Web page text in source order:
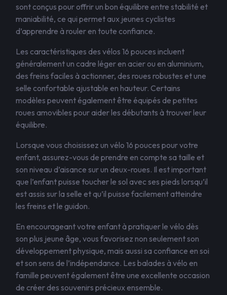
sont conçus pour offrir un bon équilibre entre stabilité et
maniabilité, ce qui permet aux jeunes cyclistes
d’apprendre à rouler en toute confiance.
Les caractéristiques des vélos 16 pouces incluent
généralement un cadre léger en acier ou en aluminium,
des freins faciles à actionner, des roues robustes et une
selle confortable ajustable en hauteur. Certains
modèles peuvent également être équipés de petites
roues amovibles pour aider les débutants à trouver leur
équilibre.
Lorsque vous choisissez un vélo 16 pouces pour votre
enfant, assurez-vous de prendre en compte sa taille et
son niveau d’aisance sur un deux-roues. Il est important
que l’enfant puisse toucher le sol avec ses pieds lorsqu’il
est assis sur la selle et qu’il puisse facilement atteindre
les freins et le guidon.
En encourageant votre enfant à pratiquer le vélo dès
son plus jeune âge, vous favorisez non seulement son
développement physique, mais aussi sa confiance en soi
et son sens de l’indépendance. Les balades à vélo en
famille peuvent également être une excellente occasion
de créer des souvenirs précieux ensemble.